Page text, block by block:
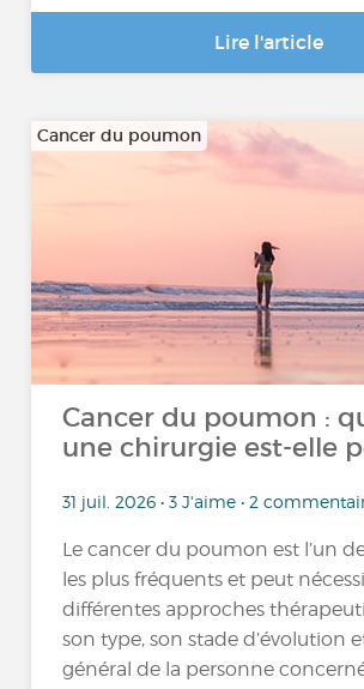
Lire l'article
Cancer du poumon
Cancer du poumon :
une chirurgie est-elle
31 juil. 2026 • 3 J'aime • 2
Le cancer du poumon est l’un
les plus fréquents et peut
différentes approches
son type, son stade d’évolution
général de la personne